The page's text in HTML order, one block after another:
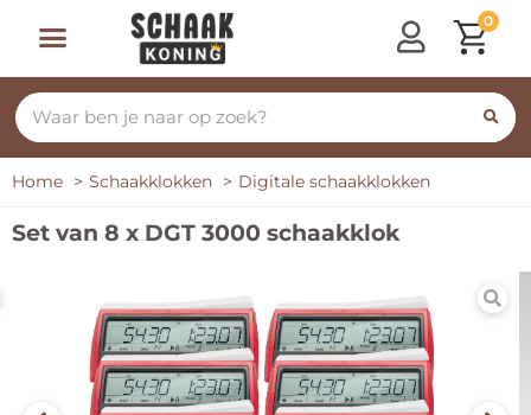
0
Home Schaakklokken Digitale schaakklokken
Set van 8 x DGT 3000 schaakklok